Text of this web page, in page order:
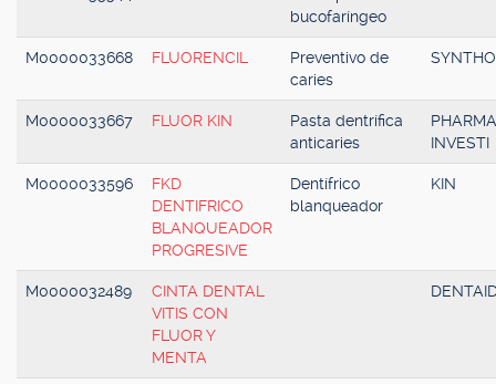
bucofaríngeo
M0000033668 FLUORENCIL
Preventivo de
caries
M0000033667 FLUOR KIN
Pasta dentrífica
anticaries
PHARMA
INVESTI
M0000033596
FKD
DENTIFRICO
BLANQUEADOR
PROGRESIVE
Dentífrico
blanqueador
KIN
M0000032489
CINTA DENTAL
VITIS CON
FLUOR Y
MENTA